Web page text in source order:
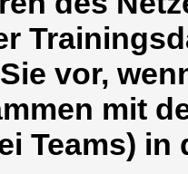
vor,
mit
Teams)